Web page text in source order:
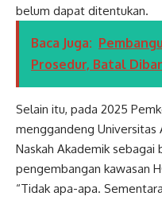
belum dapat ditentukan.
Baca Juga:
Prosedur, Batal
Selain itu, pada 2025
menggandeng Universitas
Naskah Akademik sebagai
pengembangan kawasan
“Tidak apa-apa.